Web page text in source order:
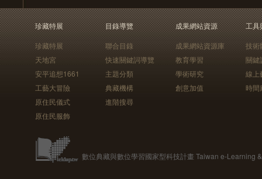
珍藏特展
珍藏特展
天地宮
安平追想1661
工藝大冒險
原住民儀式
原住民服飾
目錄導覽
聯合目錄
快速關鍵詞導覽
主題分類
典藏機構
進階搜尋
成果網站資源
成果網站資源庫
教育學習
學術研究
創意加值
工具
技術
關鍵
線上
時間
數位典藏與數位學習國家型科技計畫 Taiwan e-Learning